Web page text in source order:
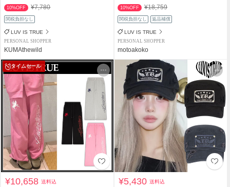
10%OFF ¥7,780
関税負担なし
LUV IS TRUE
PERSONAL SHOPPER
KUMAthewild
10%OFF ¥18,759
関税負担なし 返品補償
LUV IS TRUE
PERSONAL SHOPPER
motoakoko
タイムセール
¥10,658送料込 ¥5,430送料込